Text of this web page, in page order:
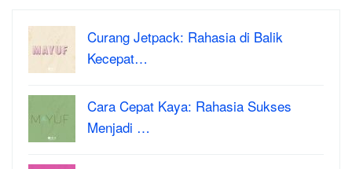
Curang Jetpack: Rahasia di Balik
Kecepat…
Cara Cepat Kaya: Rahasia Sukses
Menjadi …